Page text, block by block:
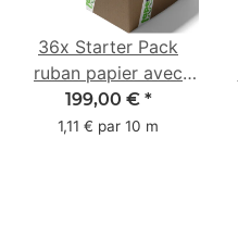
36x Starter Pack
ruban papier avec
logo - 1 couleur - 50
mm x 50 m -
199,00 € *
1,11 € par 10 m